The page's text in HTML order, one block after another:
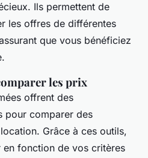
Ils permettent de
les offres de différentes
que vous bénéficiez
les prix
offrent des
pour comparer des
Grâce à ces outils,
fonction de vos critères